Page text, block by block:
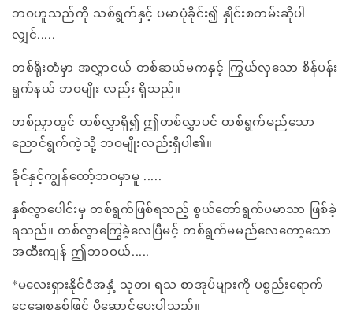
ဘဝဟူသည်ကို သစ်ရွက်နှင့် ပမာပုံခိုင်း၍ နှိုင်းစတမ်းဆိုပါ
လျှင်.....
တစ်ရိုးတံမှာ အလွှာငယ် တစ်ဆယ်မကနှင့် ကြွယ်လှသော စိန်ပန်း
ရွက်နယ် ဘဝမျိုး လည်း ရှိသည်။
တစ်ညှာတွင် တစ်လွှာရှိ၍ ဤတစ်လွှာပင် တစ်ရွက်မည်သော
ညောင်ရွက်ကဲ့သို့ ဘဝမျိုးလည်းရှိပါ၏။
ခိုင်နှင့်ကျွန်တော့်ဘဝမှာမူ .....
နှစ်လွှာပေါင်းမှ တစ်ရွက်ဖြစ်ရသည့် စွယ်တော်ရွက်ပမာသာ ဖြစ်ခဲ့
ရသည်။ တစ်လွာကြွေခဲ့လေပြီမင့် တစ်ရွက်မမည်လေတော့သော
အထီးကျန် ဤဘဝဝယ်.....
*မလေးရှားနိုင်ငံအနှံ့ သုတ၊ ရသ စာအုပ်များကို ပစ္စည်းရောက်
ငွေချေစနစ်ဖြင့် ပို့ဆောင်ပေးပါသည်။